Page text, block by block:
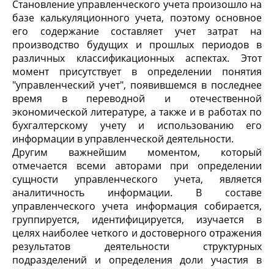
Становление управленческого учета произошло на
базе калькуляционного учета, поэтому основное
его содержание составляет учет затрат на
производство будущих и прошлых периодов в
различных классификационных аспектах. Этот
момент присутствует в определении понятия
"управленческий учет", появившемся в последнее
время в переводной и отечественной
экономической литературе, а также и в работах по
бухгалтерскому учету и использованию его
информации в управленческой деятельности.
Другим важнейшим моментом, который
отмечается всеми авторами при определении
сущности управленческого учета, является
аналитичность информации. В составе
управленческого учета информация собирается,
группируется, идентифицируется, изучается в
целях наиболее четкого и достоверного отражения
результатов деятельности структурных
подразделений и определения доли участия в